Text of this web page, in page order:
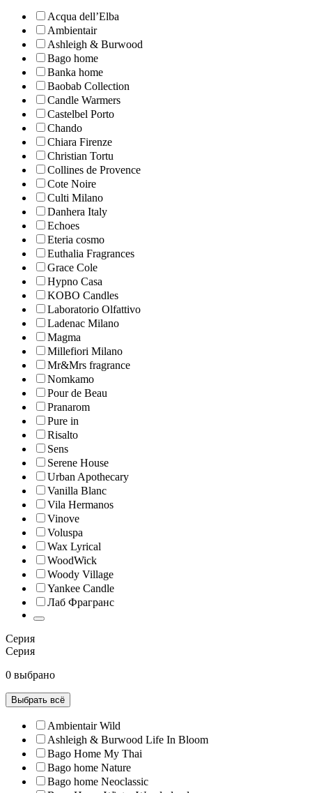
Acqua dell’Elba
Ambientair
Ashleigh & Burwood
Bago home
Banka home
Baobab Collection
Candle Warmers
Castelbel Porto
Chando
Chiara Firenze
Christian Tortu
Collines de Рrovencе
Cote Noire
Culti Milano
Danhera Italy
Echoes
Eteria cosmo
Euthalia Fragrances
Grace Cole
Hypno Casa
KOBO Candles
Laboratorio Olfattivo
Ladenac Milano
Magma
Millefiori Milano
Mr&Mrs fragrance
Nomkamo
Pour de Beau
Pranarom
Pure in
Risalto
Sens
Serene House
Urban Apothecary
Vanilla Blanc
Vila Hermanos
Vinove
Voluspa
Wax Lyrical
WoodWick
Woody Village
Yankee Candle
Лаб Фрагранс
Серия
Серия
0 выбрано
Выбрать всё
Ambientair Wild
Ashleigh & Burwood Life In Bloom
Bago Home My Thai
Bago home Nature
Bago home Neoclassic